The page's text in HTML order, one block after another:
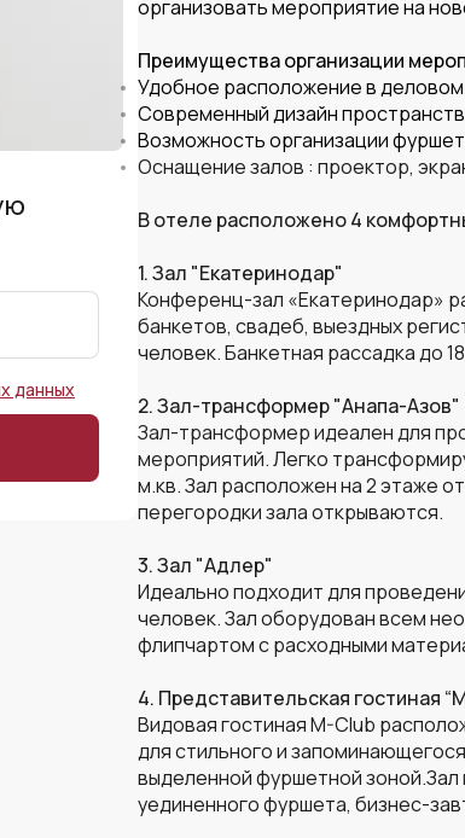
данных
организовать мероприятие на
Преимущества организации
Удобное расположение в
Современный дизайн пространств
Возможность организации
Оснащение залов : проектор,
В отеле расположено 4
1. Зал "Екатеринодар"
Конференц-зал «Екатеринодар»
банкетов, свадеб, выездных
человек. Банкетная рассадка до
2. Зал-трансформер "Анапа-Азов"
Зал-трансформер идеален для
мероприятий.Легко
м.кв. Зал расположен на 2 этаже
перегородки зала открываются.
3. Зал "Адлер"
Идеально подходит для
человек. Зал оборудован всем
флипчартом с расходными
4. Представительская гостиная “
Видовая гостиная M-Club
для стильного и
выделенной фуршетной
уединенного фуршета, бизнес-